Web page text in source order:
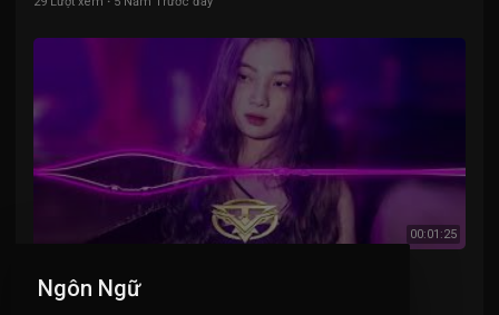
00:01:25
NONSTOP VN
Ngôn Ngữ